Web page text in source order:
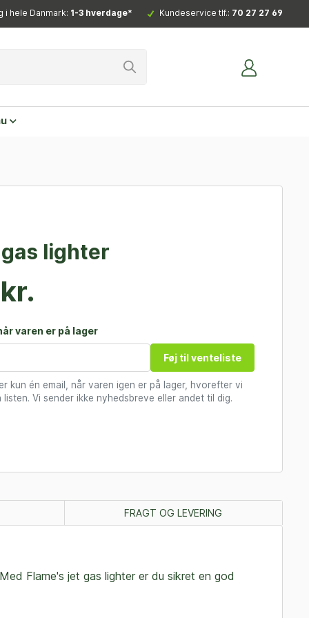
i hele Danmark: 1-3 hverdage* Kundeservice tlf.: 70 27 27 69
lighter
varen er på lager
Føj til venteliste
kun én email, når varen igen er på lager, hvorefter vi
Vi sender ikke nyhedsbreve eller andet til dig.
FRAGT OG LEVERING
Flame's jet gas lighter er du sikret en god